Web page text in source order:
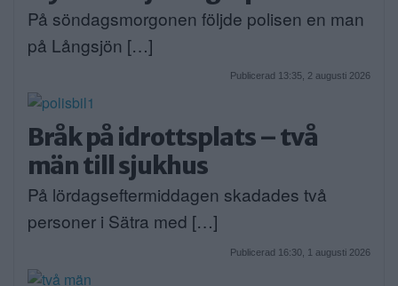
På söndagsmorgonen följde polisen en man
på Långsjön […]
Publicerad 13:35, 2 augusti 2026
Bråk på idrottsplats – två
män till sjukhus
På lördagseftermiddagen skadades två
personer i Sätra med […]
Publicerad 16:30, 1 augusti 2026